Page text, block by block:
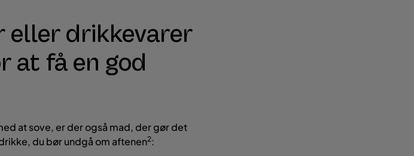
eller drikkevarer
at få en god
at sove, er der også mad, der gør det
du bør undgå om aftenen2: